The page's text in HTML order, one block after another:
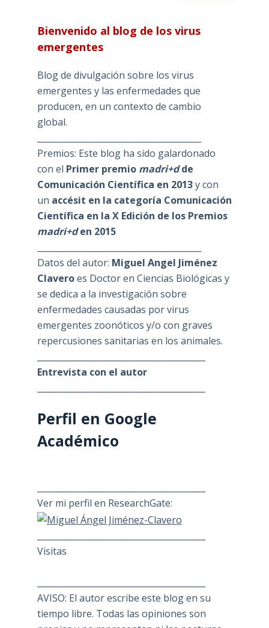
Bienvenido al blog de los virus
emergentes
Blog de divulgación sobre los virus
emergentes y las enfermedades que
producen, en un contexto de cambio
global.
Premios: Este blog ha sido galardonado
con el Primer premio madri+dde
Comunicación Científica en 2013y con
un accésit en la categoría Comunicación
Científica en la X Edición de los Premios
madri+den 2015
Datos del autor: Miguel Angel Jiménez
Claveroes Doctor en Ciencias Biológicas y
se dedica a la investigación sobre
enfermedades causadas por virus
emergentes zoonóticos y/o con graves
repercusiones sanitarias en los animales.
Entrevista con el autor
Perfil en Google
Académico
Ver mi perfil en ResearchGate:
Visitas
AVISO: El autor escribe este blog en su
tiempo libre. Todas las opiniones son